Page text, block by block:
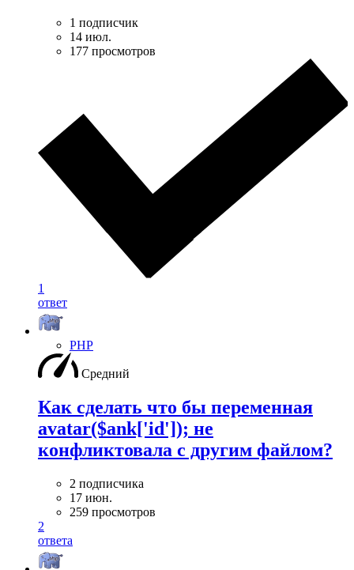
1 подписчик
14 июл.
177 просмотров
1
ответ
PHP
Средний
Как сделать что бы переменная
avatar($ank['id']); не
конфликтовала с другим файлом?
2 подписчика
17 июн.
259 просмотров
2
ответа